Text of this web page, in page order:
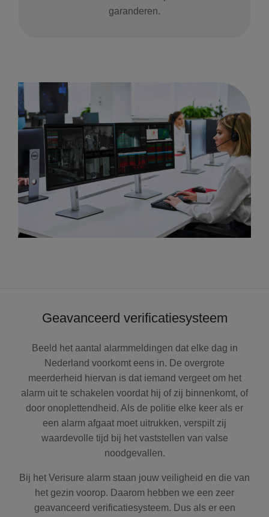
garanderen.
Geavanceerd verificatiesysteem
Beeld het aantal alarmmeldingen dat elke dag in
Nederland voorkomt eens in. De overgrote
meerderheid hiervan is dat iemand vergeet om het
alarm uit te schakelen voordat hij of zij binnenkomt, of
door onoplettendheid. Als de politie elke keer als er
een alarm afgaat moet uitrukken, verspilt zij
waardevolle tijd bij het vaststellen van valse
noodgevallen.
Bij het Verisure alarm staan jouw veiligheid en die van
het gezin voorop. Daarom hebben we een zeer
geavanceerd verificatiesysteem. Dus als er een